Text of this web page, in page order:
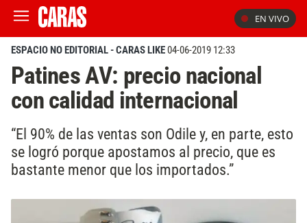
EN VIVO
ESPACIO NO EDITORIAL - CARAS LIKE04-06-2019 12:33
Patines AV: precio nacional
con calidad internacional
“El 90% de las ventas son Odile y, en parte, esto
se logró porque apostamos al precio, que es
bastante menor que los importados.”